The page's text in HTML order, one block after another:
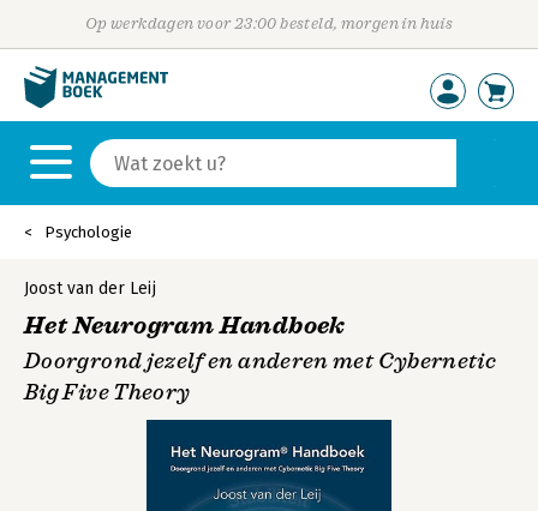
Op werkdagen voor 23:00 besteld, morgen in huis
Psychologie
Joost van der Leij
Het Neurogram Handboek
Doorgrond jezelf en anderen met Cybernetic
Big Five Theory